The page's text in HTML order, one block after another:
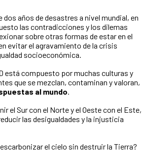
dos años de desastres a nivel mundial, en
las contradicciones y los dilemas
sobre otras formas de estar en el
evitar el agravamiento de la crisis
socioeconómica.
está compuesto por muchas culturas y
que se mezclan, contaminan y valoran,
al mundo.
el Sur con el Norte y el Oeste con el Este,
las desigualdades y la injusticia
el cielo sin destruir la Tierra?